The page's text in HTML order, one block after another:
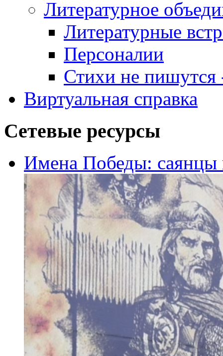
Литературное
Литературные
Персоналии
Стихи не пишутся
Виртуальная справка
Сетевые ресурсы
Имена Победы: саянцы